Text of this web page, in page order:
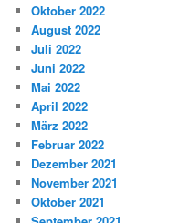
Oktober 2022
August 2022
Juli 2022
Juni 2022
Mai 2022
April 2022
März 2022
Februar 2022
Dezember 2021
November 2021
Oktober 2021